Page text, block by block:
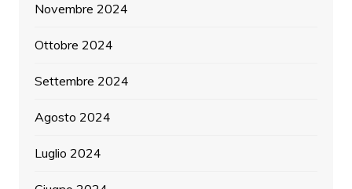
Novembre 2024
Ottobre 2024
Settembre 2024
Agosto 2024
Luglio 2024